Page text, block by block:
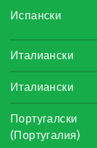
Испански
Италиански
Италиански
Португалски
(Португалия)